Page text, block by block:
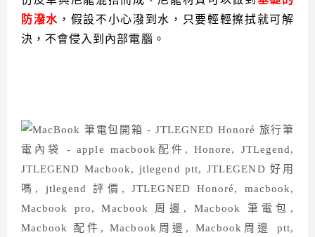
防潑水 ， 假設不小心潑到水，只要輕輕擦拭就可解
決，不會侵入到內部電腦。